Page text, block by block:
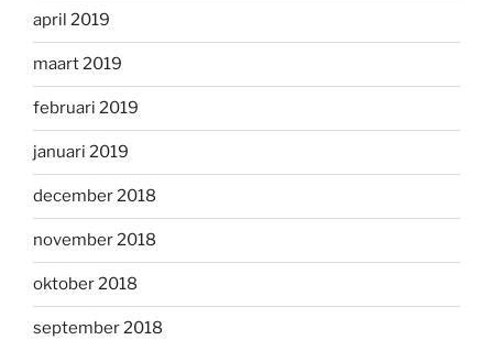
april 2019
maart 2019
februari 2019
januari 2019
december 2018
november 2018
oktober 2018
september 2018